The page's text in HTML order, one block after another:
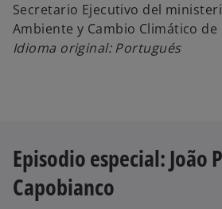
V
Secretario Ejecutivo del
Ambiente y Cambio Climático de
Idioma original: Portugués
Episodio especial: João
Capobianco